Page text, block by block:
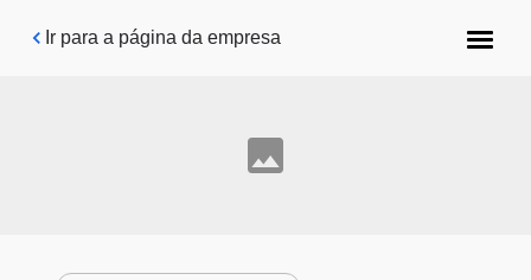
Pular para o conteúdo principal
Ir para a página da empresa